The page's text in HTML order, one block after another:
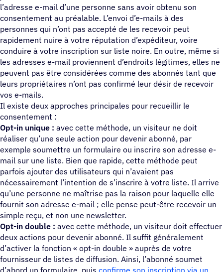
l’adresse e-mail d’une personne sans avoir obtenu son
consentement au préalable. L’envoi d’e-mails à des
personnes qui n’ont pas accepté de les recevoir peut
rapidement nuire à votre réputation d’expéditeur, voire
conduire à votre inscription sur liste noire. En outre, même si
les adresses e-mail proviennent d’endroits légitimes, elles ne
peuvent pas être considérées comme des abonnés tant que
leurs propriétaires n’ont pas confirmé leur désir de recevoir
vos e-mails.
Il existe deux approches principales pour recueillir le
consentement :
Opt-in unique : avec cette méthode, un visiteur ne doit
réaliser qu’une seule action pour devenir abonné, par
exemple soumettre un formulaire ou inscrire son adresse e-
mail sur une liste. Bien que rapide, cette méthode peut
parfois ajouter des utilisateurs qui n’avaient pas
nécessairement l’intention de s’inscrire à votre liste. Il arrive
qu’une personne ne maîtrise pas la raison pour laquelle elle
fournit son adresse e-mail ; elle pense peut-être recevoir un
simple reçu, et non une newsletter.
Opt-in double : avec cette méthode, un visiteur doit effectuer
deux actions pour devenir abonné. Il suffit généralement
d’activer la fonction « opt-in double » auprès de votre
fournisseur de listes de diffusion. Ainsi, l’abonné soumet
d’abord un formulaire, puis confirme son inscription via un